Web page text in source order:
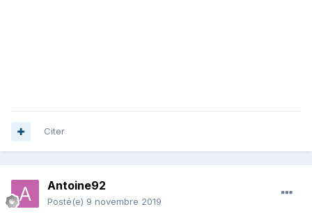
Citer
Antoine92
Posté(e) 9 novembre 2019